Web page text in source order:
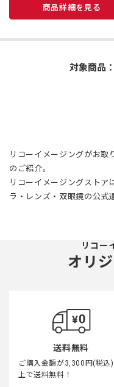
商品詳細を見る
対象商品：
リコーイメージングがお取
のご紹介。
リコーイメージングストア
ラ・レンズ・双眼鏡の公式
リコー
オリ
送料無料
ご購入金額が3,300円(税込
上で送料無料！